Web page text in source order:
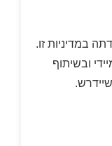
במדיניות זו.
ובשיתוף